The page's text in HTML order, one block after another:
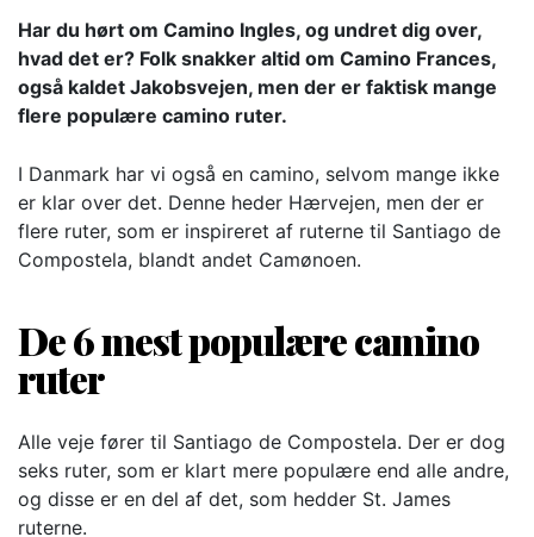
Har du hørt om Camino Ingles, og undret dig over,
hvad det er? Folk snakker altid om Camino Frances,
også kaldet Jakobsvejen, men der er faktisk mange
flere populære camino ruter.
I Danmark har vi også en camino, selvom mange ikke
er klar over det. Denne heder Hærvejen, men der er
flere ruter, som er inspireret af ruterne til Santiago de
Compostela, blandt andet Camønoen.
De 6 mest populære camino
ruter
Alle veje fører til Santiago de Compostela. Der er dog
seks ruter, som er klart mere populære end alle andre,
og disse er en del af det, som hedder St. James
ruterne.